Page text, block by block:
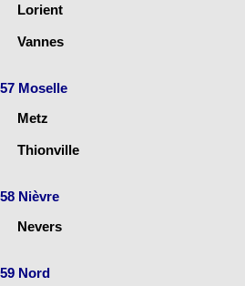
Lorient
Vannes
57 Moselle
Metz
Thionville
58 Nièvre
Nevers
59 Nord